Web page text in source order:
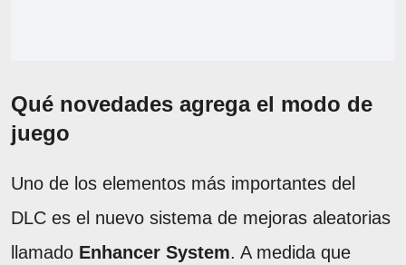
Qué novedades agrega el modo de
juego
Uno de los elementos más importantes del
DLC es el nuevo sistema de mejoras aleatorias
llamado Enhancer System. A medida que